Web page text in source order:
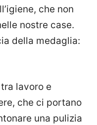
che non
nostre case.
della medaglia:
lavoro e
che ci portano
una pulizia